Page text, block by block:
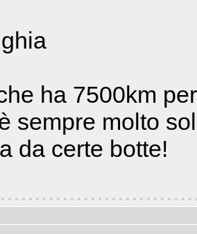
ha 7500km
sempre molto
da certe botte!